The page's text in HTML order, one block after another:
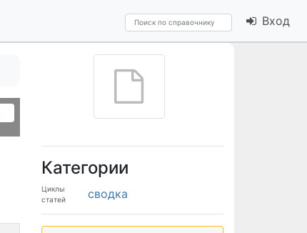
Вход
Категории
Циклы
статей
сводка